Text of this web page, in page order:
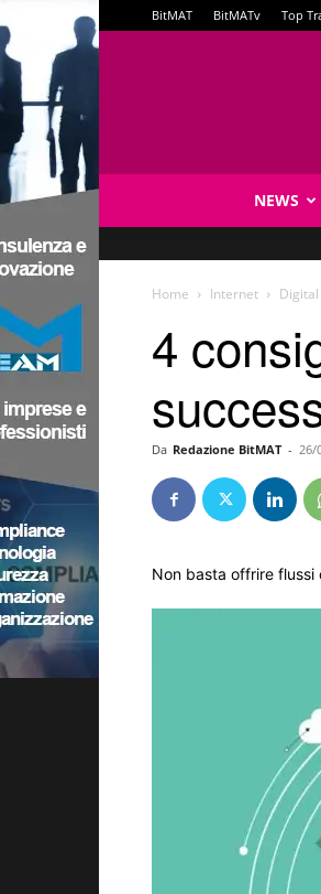
BitMAT BitMATv Top
NEWS
Home Internet
4
Da Redazione BitMAT - 26/
Non basta offrire